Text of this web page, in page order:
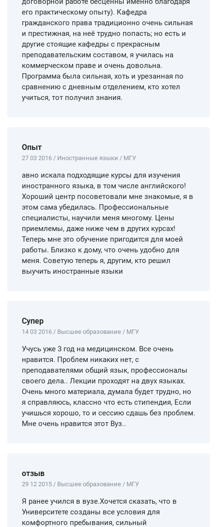
его практическому опыту). Кафедра
гражданского права традиционно очень сильная
и престижная, на неё трудно попасть; но есть и
другие стоящие кафедры с прекрасным
преподавательским составом, я училась на
коммерческом праве и очень довольна.
Программа была сильная, хоть и урезанная по
сравнению с дневным отделением, кто хотел
учиться, тот получил знания.
Опыт
27 03 2016 / Иностранные языки / МГУ
авно искала подходящие курсы для изучения
иностранного языка, в том числе английского!
Хороший центр посоветовали мне знакомые, я в
этом сама убедилась. Профессиональные
специалисты, научили меня многому. Цены
приемлемы, даже ниже чем в других курсах!
Теперь мне это обучение пригодится для моей
работы. Близко к дому, что очень удобно для
меня. Советую теперь я, другим, кто решил
выучить иностранные языки
Супер
14 03 2016 / Высшее образование / МГУ
Учусь уже 3 год на медицинском. Все очень
нравится. Проблем никаких нет, с
преподавателями общий язык, профессионалы
своего дела.. Лекции проходят на двух языках.
Очень много материала, думала будет трудно, но
я справляюсь, классно что есть стипендия, Если
учишься хорошо, то и сессию сдашь без проблем.
Мне очень нравится этот Вуз..
отзыв
29 12 2015 / Высшее образование / МГУ
Я ранее учился в вузе.Хочется сказать, что в
Университете созданы все условия для
комфортного пребывания, сильный